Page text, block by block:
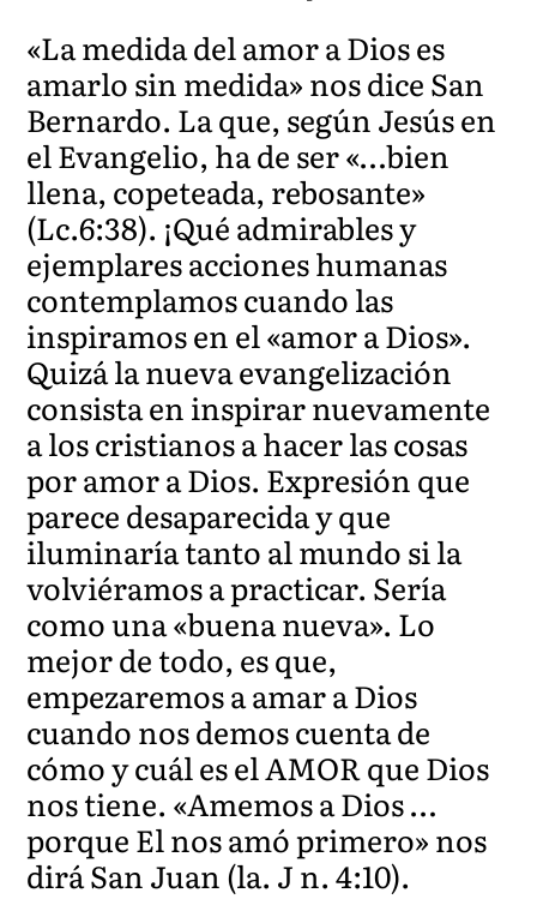
«La medida del amor a Dios es
amarlo sin medida» nos dice San
Bernardo. La que, según Jesús en
el Evangelio, ha de ser «…bien
llena, copeteada, rebosante»
(Lc.6:38). ¡Qué admirables y
ejemplares acciones humanas
contemplamos cuando las
inspiramos en el «amor a Dios».
Quizá la nueva evangelización
consista en inspirar nuevamente
a los cristianos a hacer las cosas
por amor a Dios. Expresión que
parece desaparecida y que
iluminaría tanto al mundo si la
volviéramos a practicar. Sería
como una «buena nueva». Lo
mejor de todo, es que,
empezaremos a amar a Dios
cuando nos demos cuenta de
cómo y cuál es el AMOR que Dios
nos tiene. «Amemos a Dios …
porque El nos amó primero» nos
dirá San Juan (la. J n. 4:10).